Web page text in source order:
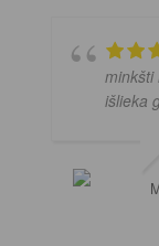
minkšti
išlieka